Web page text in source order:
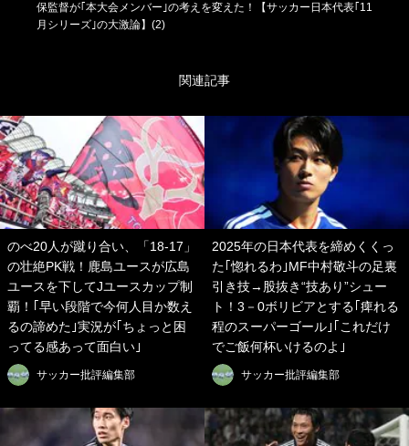
保監督が｢本大会メンバー｣の考えを変えた！【サッカー日本代表｢11
月シリーズ｣の大激論】(2)
関連記事
のべ20人が蹴り合い、「18-17」
の壮絶PK戦！鹿島ユースが広島
ユースを下してJユースカップ制
覇！｢早い段階で今何人目か数え
るの諦めた｣実況が｢ちょっと困
ってる感あって面白い｣
サッカー批評編集部
2025年の日本代表を締めくくっ
た｢惚れるわ｣MF中村敬斗の足裏
引き技→股抜き“技あり”シュー
ト！3－0ボリビアとする｢痺れる
程のスーパーゴール｣｢これだけ
でご飯何杯いけるのよ｣
サッカー批評編集部